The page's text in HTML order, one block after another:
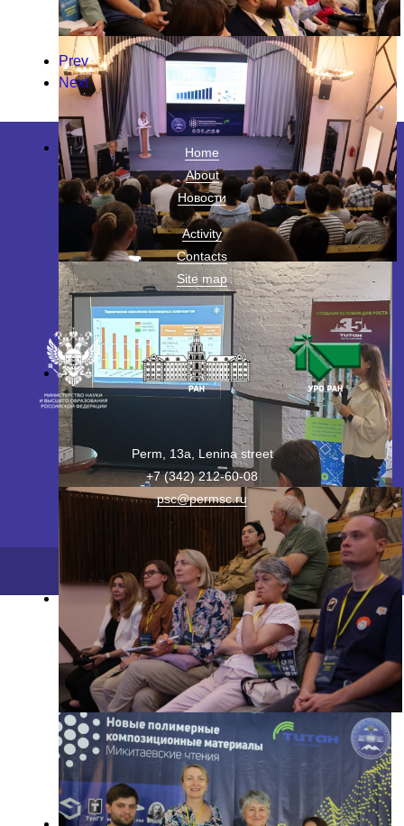
Prev
Next
Home
About
Новости
Activity
Contacts
Site map
Perm, 13a, Lenina street
+7 (342) 212-60-08
psc@permsc.ru
2026 ©ПФИЦ УрО РАН